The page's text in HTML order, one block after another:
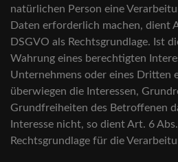
natürlichen Person eine
Daten erforderlich machen, dient
DSGVO als Rechtsgrundlage. Ist
Wahrung eines berechtigten
Unternehmens oder eines Dritten
überwiegen die Interessen,
Grundfreiheiten des Betroffenen
Interesse nicht, so dient Art. 6
Rechtsgrundlage für die